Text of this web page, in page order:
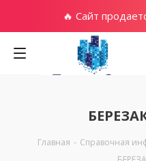
🔥 Сайт
Главная - Справочная